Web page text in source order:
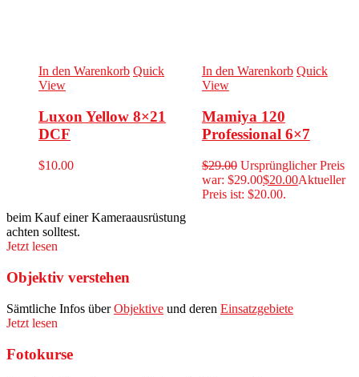
In den Warenkorb Quick
View
Luxon Yellow 8×21
DCF
$10.00
In den Warenkorb Quick
View
Mamiya 120
Professional 6×7
$29.00 Ursprünglicher Preis
war: $29.00$20.00Aktueller
Preis ist: $20.00.
beim Kauf einer Kameraausrüstung
achten solltest.
Jetzt lesen
Objektiv verstehen
Sämtliche Infos überObjektive und deren Einsatzgebiete
Jetzt lesen
Fotokurse